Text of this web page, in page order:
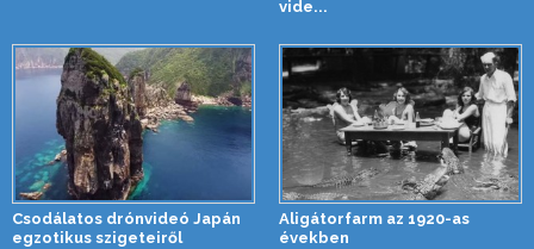
vide...
Csodálatos drónvideó Japán
egzotikus szigeteiről
Aligátorfarm az 1920-as
években